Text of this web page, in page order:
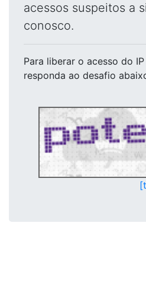
acessos suspeitos a
conosco.
Para liberar o acesso do IP
responda ao desafio